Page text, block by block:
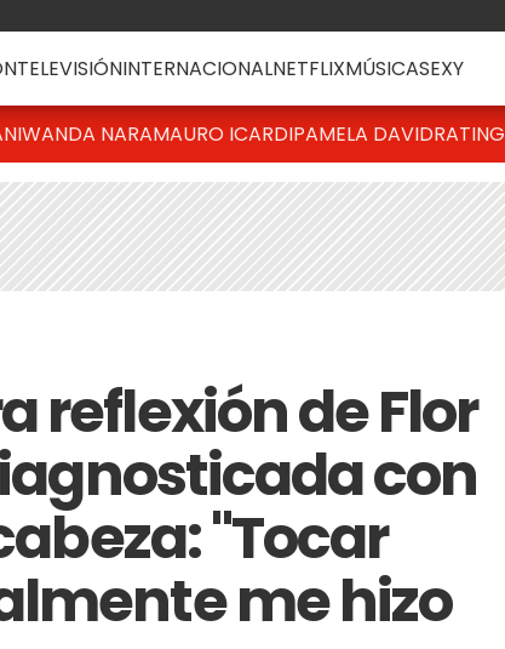
TELEVISIÓNINTERNACIONALNETFLIXMÚSICASEXY
WANDA NARAMAURO ICARDIPAMELA DAVIDRATING
reflexión de Flor
con
"Tocar
me hizo